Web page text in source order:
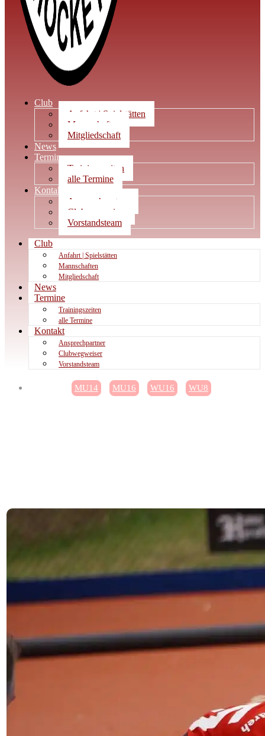
Club
Anfahrt | Spielstätten
Mannschaften
Mitgliedschaft
News
Termine
Trainingszeiten
alle Termine
Kontakt
Ansprechpartner
Clubwegweiser
Vorstandsteam
Club
Anfahrt | Spielstätten
Mannschaften
Mitgliedschaft
News
Termine
Trainingszeiten
alle Termine
Kontakt
Ansprechpartner
Clubwegweiser
Vorstandsteam
MU14 MU16 WU16 WU8